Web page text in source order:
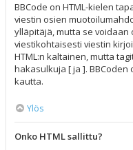
BBCode on HTML-kielen
viestin osien
ylläpitäjä, mutta se
viestikohtaisesti viestin
HTML:n kaltainen, mutta
hakasulkuja [ ja ].
kautta.
Ylös
Onko HTML sallittu?